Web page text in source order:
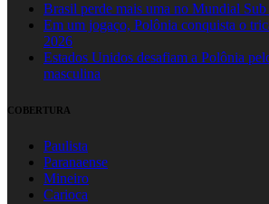
Brasil perde mais uma no Mundial
Em um jogaço, Polônia conquista o
2026
Estados Unidos desafiam a Polônia
masculina
COBERTURA
Paulista
Paranaense
Mineiro
Carioca